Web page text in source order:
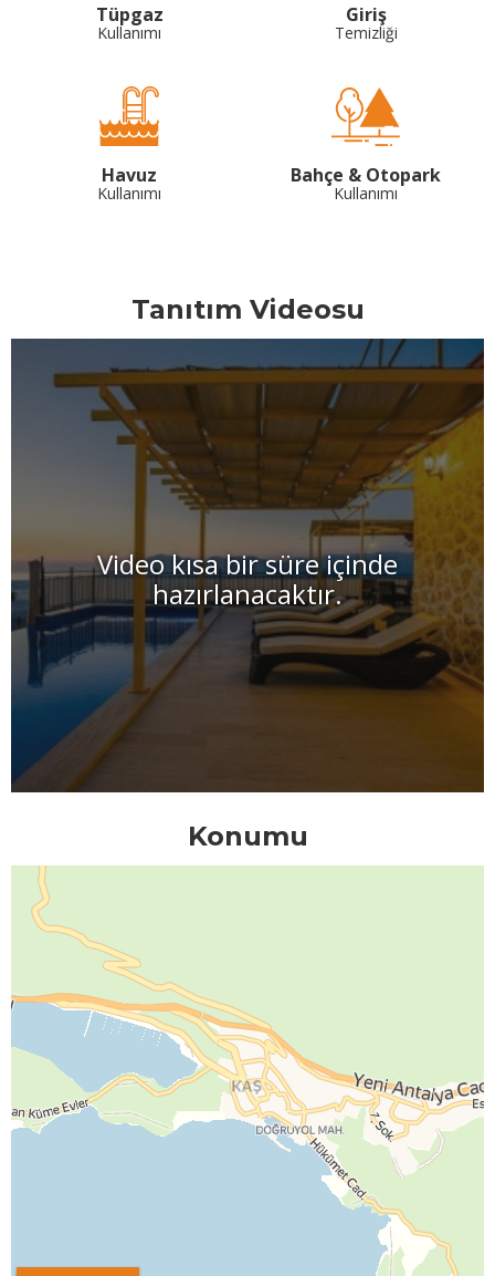
Tüpgaz
Kullanımı
Giriş
Temizliği
Havuz
Kullanımı
Bahçe & Otopark
Kullanımı
Tanıtım Videosu
Video kısa bir süre içinde
hazırlanacaktır.
Konumu